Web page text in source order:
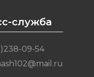
служба
09-54